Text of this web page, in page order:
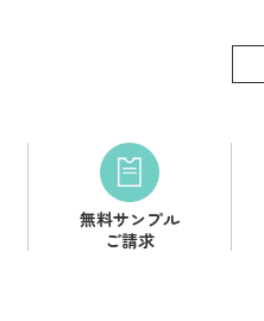
無料サンプル
ご請求